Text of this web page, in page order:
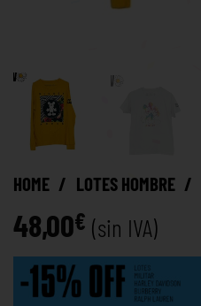
HOME / LOTES HOMBRE /
48,00€ (sin IVA)